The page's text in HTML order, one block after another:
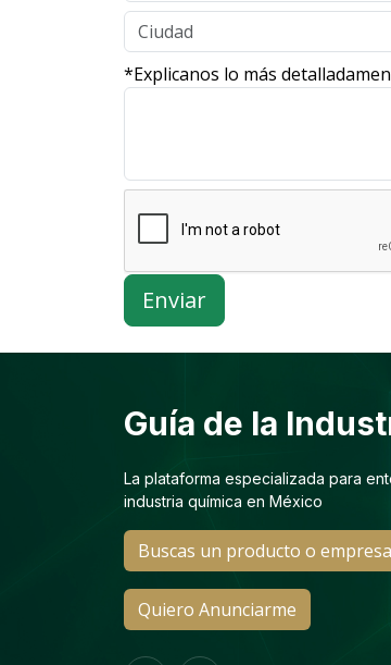
*Explicanos lo más
Enviar
Guía de la
La plataforma especializada para
industria química en México
Buscas un producto o empresa
Quiero Anunciarme